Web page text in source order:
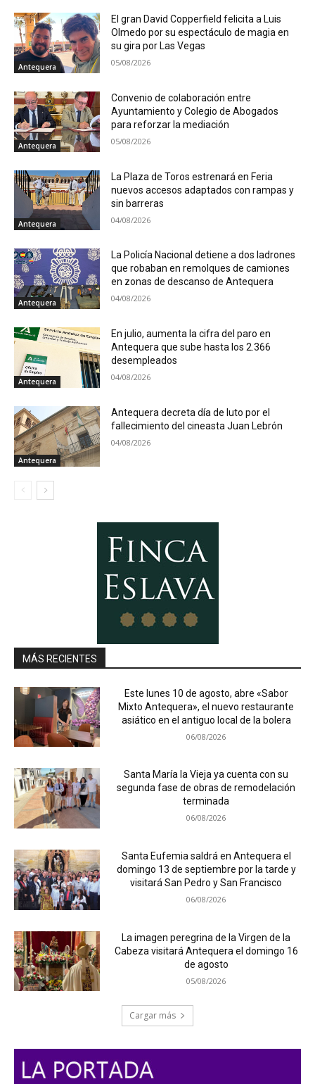
Antequera
El gran David Copperfield felicita a Luis
Olmedo por su espectáculo de magia en
su gira por Las Vegas
05/08/2026
Antequera
Convenio de colaboración entre
Ayuntamiento y Colegio de Abogados
para reforzar la mediación
05/08/2026
Antequera
La Plaza de Toros estrenará en Feria
nuevos accesos adaptados con rampas y
sin barreras
04/08/2026
Antequera
La Policía Nacional detiene a dos ladrones
que robaban en remolques de camiones
en zonas de descanso de Antequera
04/08/2026
Antequera
En julio, aumenta la cifra del paro en
Antequera que sube hasta los 2.366
desempleados
04/08/2026
Antequera
Antequera decreta día de luto por el
fallecimiento del cineasta Juan Lebrón
04/08/2026
MÁS RECIENTES
Este lunes 10 de agosto, abre «Sabor
Mixto Antequera», el nuevo restaurante
asiático en el antiguo local de la bolera
06/08/2026
Santa María la Vieja ya cuenta con su
segunda fase de obras de remodelación
terminada
06/08/2026
Santa Eufemia saldrá en Antequera el
domingo 13 de septiembre por la tarde y
visitará San Pedro y San Francisco
06/08/2026
La imagen peregrina de la Virgen de la
Cabeza visitará Antequera el domingo 16
de agosto
05/08/2026
Cargar más